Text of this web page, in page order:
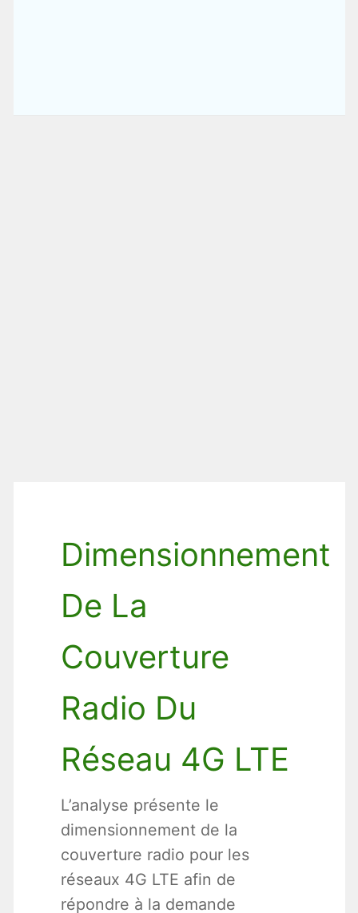
Dimensionnement
De La
Couverture
Radio Du
Réseau 4G LTE
L’analyse présente le
dimensionnement de la
couverture radio pour les
réseaux 4G LTE afin de
répondre à la demande